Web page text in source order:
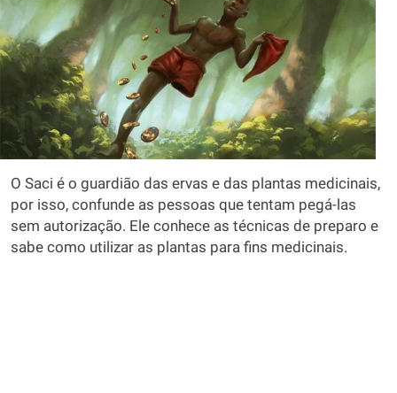
O Saci é o guardião das ervas e das plantas medicinais,
por isso, confunde as pessoas que tentam pegá-las
sem autorização. Ele conhece as técnicas de preparo e
sabe como utilizar as plantas para fins medicinais.